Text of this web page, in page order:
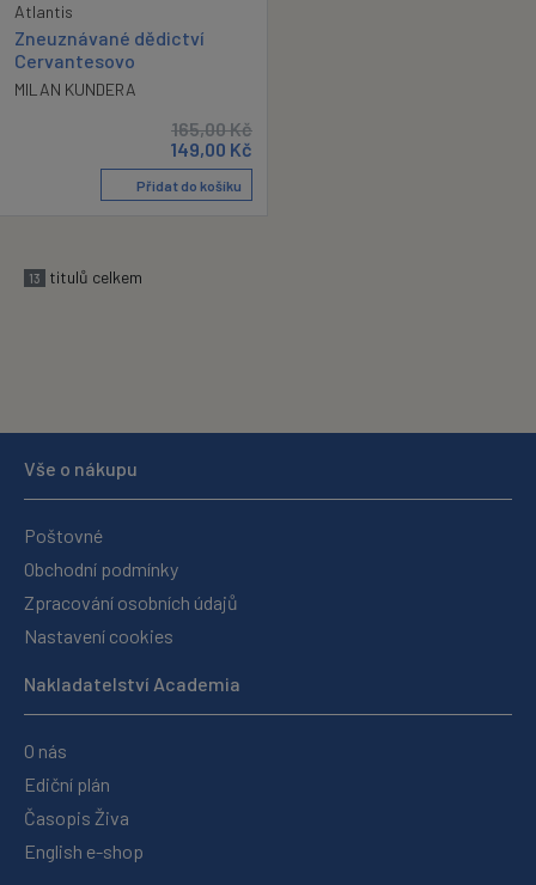
Atlantis
Zneuznávané dědictví
Cervantesovo
MILAN KUNDERA
165,00Kč
149,00 Kč
Přidat do košíku
13 titulů celkem
Vše o nákupu
Poštovné
Obchodní podmínky
Zpracování osobních údajů
Nastavení cookies
Nakladatelství Academia
O nás
Ediční plán
Časopis Živa
English e-shop